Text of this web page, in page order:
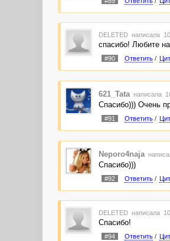
DELETED написала
спасибо! Любите
#90 Ответить/
621_Tata написала
Спасибо))) Очень
#91 Ответить/
Neporo4naja
Спасибо)))
#92 Ответить/
DELETED написала
Спасибо!
#94 Ответить/